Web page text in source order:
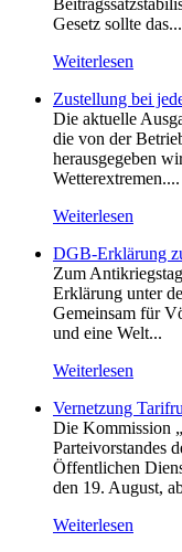
Gesetz sollte das...
Weiterlesen
Zustellung bei
Die aktuelle
die von der
herausgegeben
Wetterextremen....
Weiterlesen
DGB-Erklärung
Zum
Erklärung unter
Gemeinsam für
und eine Welt...
Weiterlesen
Vernetzung
Die Kommission
Parteivorstandes
Öffentlichen
den 19. August,
Weiterlesen